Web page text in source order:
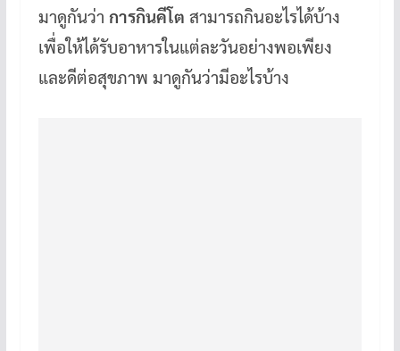
มาดูกันว่า การกินคีโต สามารถกินอะไรได้บ้าง
เพื่อให้ได้รับอาหารในแต่ละวันอย่างพอเพียง
และดีต่อสุขภาพ มาดูกันว่ามีอะไรบ้าง